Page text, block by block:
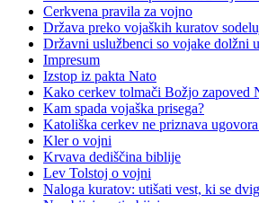
Cerkvena pravila za vojno
Država preko vojaških kuratov
Državni uslužbenci so vojake dolžni
Impresum
Izstop iz pakta Nato
Kako cerkev tolmači Božjo zapoved
Kam spada vojaška prisega?
Katoliška cerkev ne priznava
Kler o vojni
Krvava dediščina biblije
Lev Tolstoj o vojni
Naloga kuratov: utišati vest, ki se